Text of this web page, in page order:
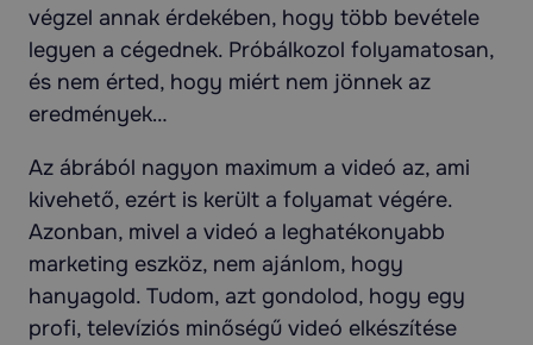
végzel annak érdekében, hogy több bevétele
legyen a cégednek. Próbálkozol folyamatosan,
és nem érted, hogy miért nem jönnek az
eredmények…
Az ábrából nagyon maximum a videó az, ami
kivehető, ezért is került a folyamat végére.
Azonban, mivel a videó a leghatékonyabb
marketing eszköz, nem ajánlom, hogy
hanyagold. Tudom, azt gondolod, hogy egy
profi, televíziós minőségű videó elkészítése